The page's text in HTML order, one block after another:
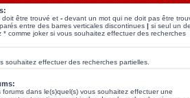
être trouvé et - devant un mot qui ne doit pas être
entre des barres verticales discontinues | si seul un
* comme joker si vous souhaitez effectuer des recherches
souhaitez effectuer des recherches partielles.
dans le(s)quel(s) vous souhaitez effectuer une